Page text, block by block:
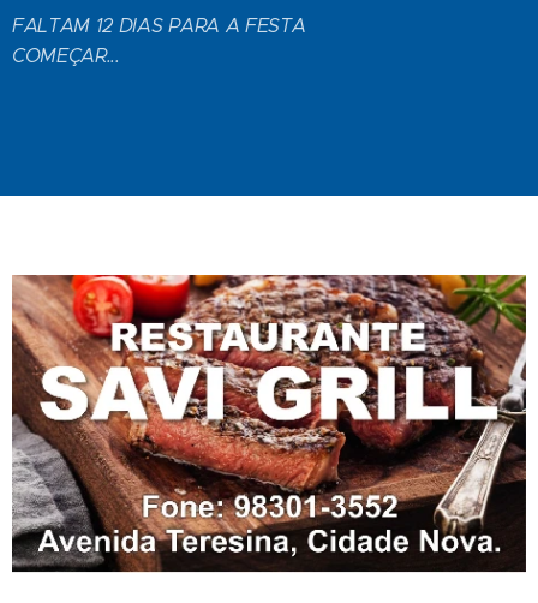
FALTAM 12 DIAS PARA A FESTA
COMEÇAR...